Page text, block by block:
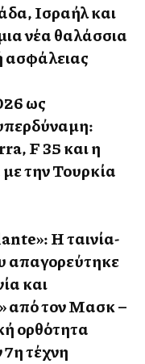
Ισραήλ και
νέα θαλάσσια
ασφάλειας
ως
F 35 και η
την Τουρκία
Η ταινία-
απαγορεύτηκε
και
από τον Μασκ –
ορθότητα
7η τέχνη